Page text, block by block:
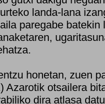
landa-lana
paregabe
honetan, zuen
Azarotik otsailera
dira atlasa